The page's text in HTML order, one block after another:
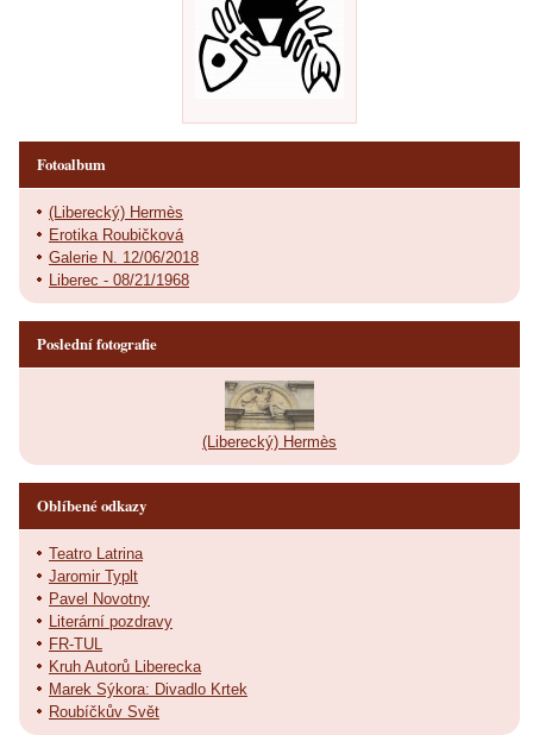
Fotoalbum
(Liberecký) Hermès
Erotika Roubičková
Galerie N. 12/06/2018
Liberec - 08/21/1968
Poslední fotografie
(Liberecký) Hermès
Oblíbené odkazy
Teatro Latrina
Jaromir Typlt
Pavel Novotny
Literární pozdravy
FR-TUL
Kruh Autorů Liberecka
Marek Sýkora: Divadlo Krtek
Roubíčkův Svět